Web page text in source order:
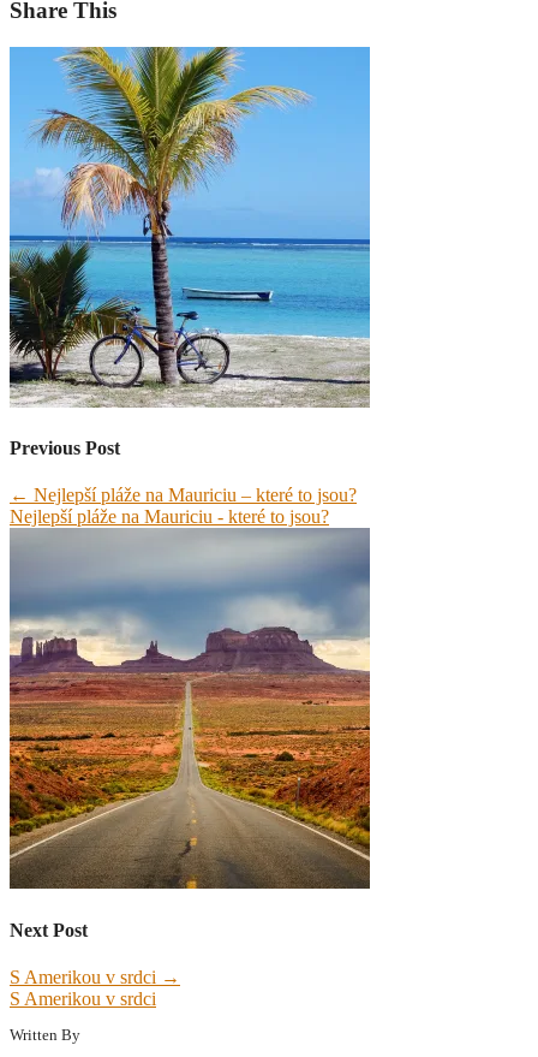
Share This
Previous Post
← Nejlepší pláže na Mauriciu – které to jsou?
Nejlepší pláže na Mauriciu - které to jsou?
Next Post
S Amerikou v srdci →
S Amerikou v srdci
Written By